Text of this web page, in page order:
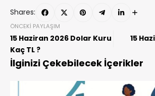
Shares:
ÖNCEKI PAYLAŞIM
15 Haziran 2026 Dolar Kuru
Kaç TL ?
15
İlginizi Çekebilecek İçerikler